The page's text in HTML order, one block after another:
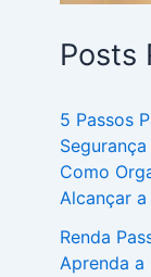
Posts
5 Passos
Como
Alcançar
Renda
Aprenda a